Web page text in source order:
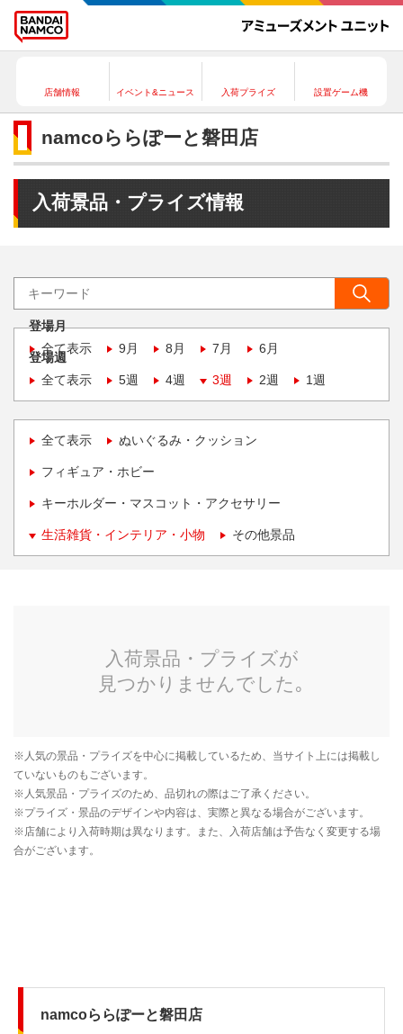
店舗情報 イベント&ニュース 入荷プライズ 設置ゲーム機
namcoららぽーと磐田店
入荷景品・プライズ情報
登場月
全て表示
9月 8月 7月 6月
登場週
全て表示
5週 4週 3週 2週 1週
全て表示 ぬいぐるみ・クッション
フィギュア・ホビー
キーホルダー・マスコット・アクセサリー
生活雑貨・インテリア・小物 その他景品
namcoららぽーと磐田店